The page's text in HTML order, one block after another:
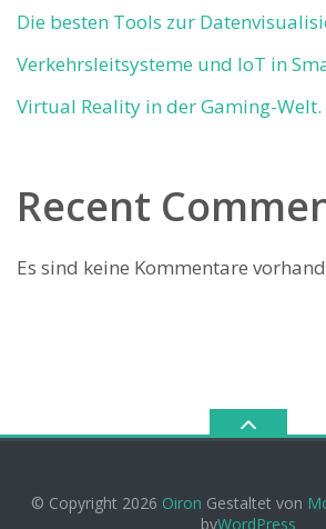
Die besten Tools zur
Verkehrsleitsysteme und IoT in
Virtual Reality in der Gaming-Welt.
Recent
Es sind keine Kommentare
© Copyright 2026 Oiron Gestaltet von
byWordPress